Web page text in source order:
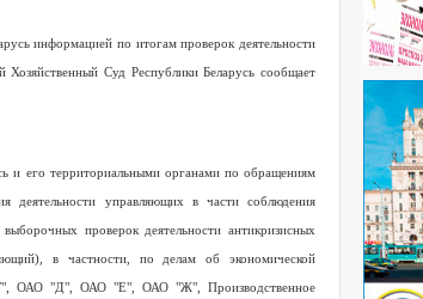
информацией по итогам проверок деятельности
Хозяйственный Суд Республики Беларусь сообщает
и его территориальными органами по обращениям
деятельности управляющих в части соблюдения
проверок деятельности антикризисных
в частности, по делам об экономической
ОАО "Д", ОАО "Е", ОАО "Ж", Производственное